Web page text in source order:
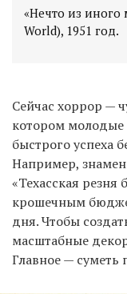
«Нечто из иного
World), 1951 год.
Сейчас хоррор —
котором молодые
быстрого успеха
Например,
«Техасская резня
крошечным
дня. Чтобы
масштабные
Главное — суметь